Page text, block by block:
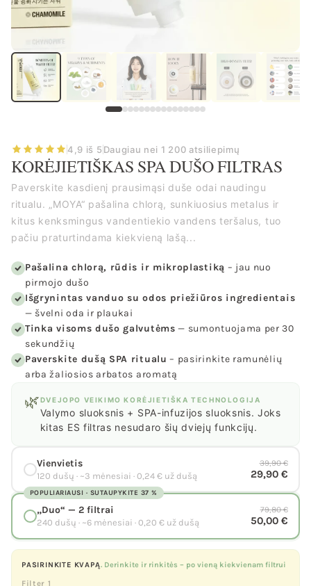
4,9 iš 5 Daugiau nei 1 200 atsiliepimų
KORĖJIETIŠKAS SPA DUŠO FILTRAS
Paverskite kasdienį prausimąsi duše odai naudingu
ritualu. „MOYA“ pašalina chlorą, sunkiuosius metalus ir
kitus kenksmingus vandentiekio vandens teršalus, tuo
pačiu praturtindama kiekvieną lašą...
Pašalina chlorą, rūdis ir mikroplastiką – jau nuo
pirmojo dušo
Išgrynintas vanduo su odos priežiūros ingredientais
— švelni oda ir plaukai
Tinka visoms dušo galvutėms — sumontuojama per 30
sekundžių
Paverskite dušą SPA ritualu – pasirinkite ramunėlių
arba žaliosios arbatos aromatą
🌿DVEJOPO VEIKIMO KORĖJIETIŠKA TECHNOLOGIJA
Valymo sluoksnis + SPA-infuzijos sluoksnis. Joks
kitas ES filtras nesudaro šių dviejų funkcijų.
Vienvietis
120 dušų · ~3 mėnesiai · 0,24 € už dušą
39,90 €
29,90 €
POPULIARIAUSI · SUTAUPYKITE 37 %
„Duo“ — 2 filtrai
240 dušų · ~6 mėnesiai · 0,20 € už dušą
79,80 €
50,00 €
PASIRINKITE KVAPĄ. Derinkite ir rinkitės – po vieną kiekvienam filtrui
Filter 1